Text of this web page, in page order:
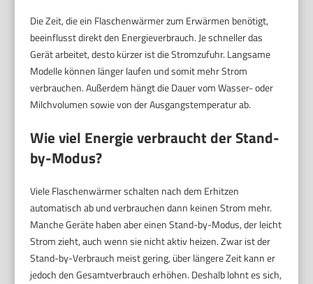
Die Zeit, die ein Flaschenwärmer zum Erwärmen benötigt,
beeinflusst direkt den Energieverbrauch. Je schneller das
Gerät arbeitet, desto kürzer ist die Stromzufuhr. Langsame
Modelle können länger laufen und somit mehr Strom
verbrauchen. Außerdem hängt die Dauer vom Wasser- oder
Milchvolumen sowie von der Ausgangstemperatur ab.
Wie viel Energie verbraucht der Stand-
by-Modus?
Viele Flaschenwärmer schalten nach dem Erhitzen
automatisch ab und verbrauchen dann keinen Strom mehr.
Manche Geräte haben aber einen Stand-by-Modus, der leicht
Strom zieht, auch wenn sie nicht aktiv heizen. Zwar ist der
Stand-by-Verbrauch meist gering, über längere Zeit kann er
jedoch den Gesamtverbrauch erhöhen. Deshalb lohnt es sich,